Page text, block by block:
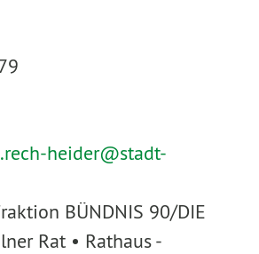
heider@stadt-
BÜNDNIS 90/DIE
Rat • Rathaus -